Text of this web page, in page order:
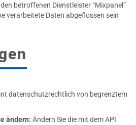
betroffenen Dienstleister “Mixpanel”
verarbeitete Daten abgeflossen sein
datenschutzrechtlich von begrenztem
ändern: Ändern Sie die mit dem API